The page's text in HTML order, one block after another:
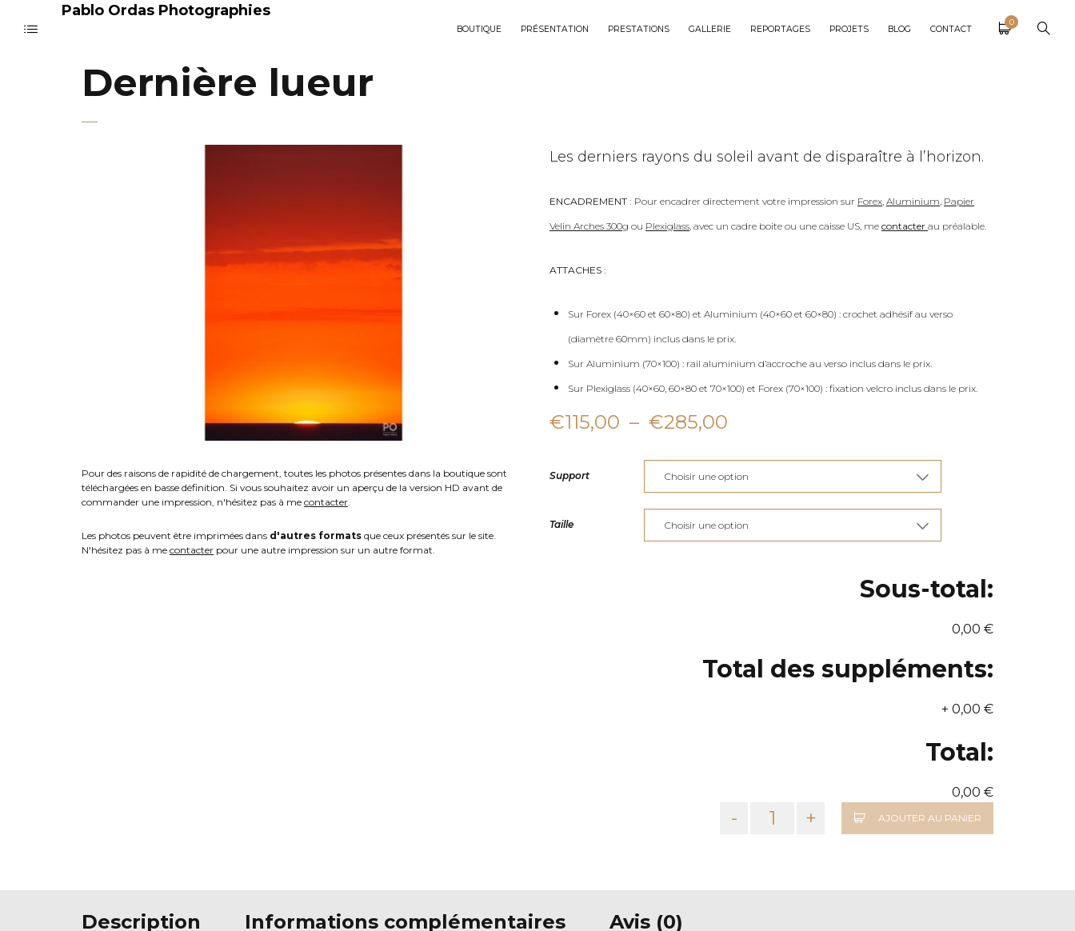
Pablo Ordas Photographies
BOUTIQUE PRÉSENTATION PRESTATIONS GALLERIE REPORTAGES PROJETS BLOG CONTACT
0
Dernière lueur
Pour des raisons de rapidité de chargement, toutes les photos présentes dans la boutique sont
téléchargées en basse définition. Si vous souhaitez avoir un aperçu de la version HD avant de
commander une impression, n'hésitez pas à me contacter.
Les photos peuvent être imprimées dans d'autres formats que ceux présentés sur le site.
N'hésitez pas à me contacter pour une autre impression sur un autre format.
Les derniers rayons du soleil avant de disparaître à l’horizon.
ENCADREMENT : Pour encadrer directement votre impression sur Forex, Aluminium, Papier
Velin Arches 300g ou Plexiglass, avec un cadre boite ou une caisse US, me contacter au préalable.
ATTACHES :
Sur Forex (40×60 et 60×80) et Aluminium (40×60 et 60×80) : crochet adhésif au verso
(diamètre 60mm) inclus dans le prix.
Sur Aluminium (70×100) : rail aluminium d’accroche au verso inclus dans le prix.
Sur Plexiglass (40×60, 60×80 et 70×100) et Forex (70×100) : fixation velcro inclus dans le prix.
€115,00 – €285,00
prix :
€115,00
à
Support
Taille
Sous-total:
0,00 €
Total des suppléments:
+ 0,00 €
Total:
0,00 €
- + AJOUTER AU PANIER
Description Informations complémentaires Avis (0)